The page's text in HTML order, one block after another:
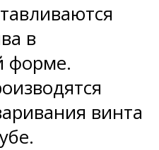
в
форме.
винта